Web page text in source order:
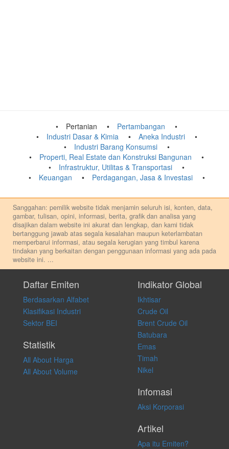
Pertanian
Pertambangan
Industri Dasar & Kimia
Aneka Industri
Industri Barang Konsumsi
Properti, Real Estate dan Konstruksi Bangunan
Infrastruktur, Utilitas & Transportasi
Keuangan
Perdagangan, Jasa & Investasi
Sanggahan: pemilik website tidak menjamin seluruh isi, konten, data,
gambar, tulisan, opini, informasi, berita, grafik dan analisa yang
disajikan dalam website ini akurat dan lengkap, dan kami tidak
bertanggung jawab atas segala kesalahan maupun keterlambatan
memperbarui informasi, atau segala kerugian yang timbul karena
tindakan yang berkaitan dengan penggunaan informasi yang ada pada
website ini. ...
pribadi. Kami tidak memberi anjuran, saran, rekomendasi untuk
membeli, menjual atau melakukan aktivitas lain yang terkait dengan
transaksi perdagangan apapun, dan kami tidak bertanggung jawab
atas keputusan investasi yang dilakukan dalam kondisi dan situasi
apapun juga, yang diakibatkan secara langsung maupun tidak
langsung atas konten pada website ini.
Daftar Emiten
Berdasarkan Alfabet
Klasifikasi Industri
Sektor BEI
Statistik
All About Harga
All About Volume
Indikator Global
Ikhtisar
Crude Oil
Brent Crude Oil
Batubara
Emas
Timah
Nikel
Infomasi
Aksi Korporasi
Artikel
Apa itu Emiten?